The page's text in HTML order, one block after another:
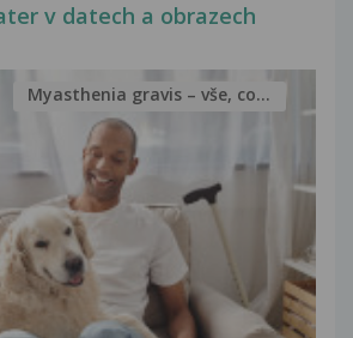
v datech a obrazech
Myasthenia gravis – vše, co...